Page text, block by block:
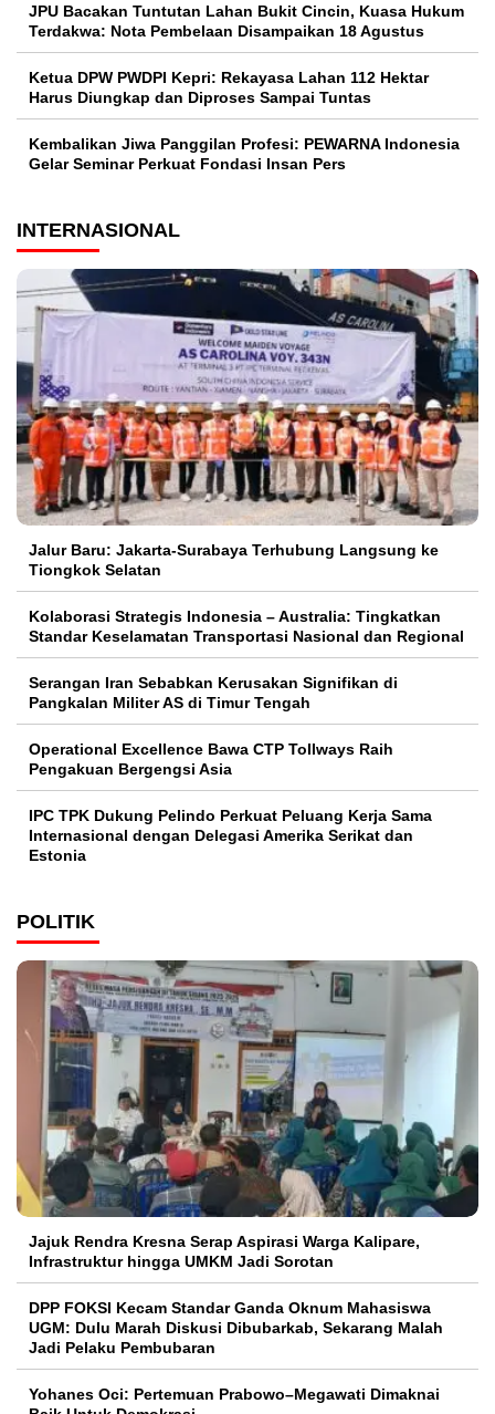
JPU Bacakan Tuntutan Lahan Bukit Cincin, Kuasa Hukum
Terdakwa: Nota Pembelaan Disampaikan 18 Agustus
Ketua DPW PWDPI Kepri: Rekayasa Lahan 112 Hektar
Harus Diungkap dan Diproses Sampai Tuntas
Kembalikan Jiwa Panggilan Profesi: PEWARNA Indonesia
Gelar Seminar Perkuat Fondasi Insan Pers
INTERNASIONAL
Jalur Baru: Jakarta-Surabaya Terhubung Langsung ke
Tiongkok Selatan
Kolaborasi Strategis Indonesia – Australia: Tingkatkan
Standar Keselamatan Transportasi Nasional dan Regional
Serangan Iran Sebabkan Kerusakan Signifikan di
Pangkalan Militer AS di Timur Tengah
Operational Excellence Bawa CTP Tollways Raih
Pengakuan Bergengsi Asia
IPC TPK Dukung Pelindo Perkuat Peluang Kerja Sama
Internasional dengan Delegasi Amerika Serikat dan
Estonia
POLITIK
Jajuk Rendra Kresna Serap Aspirasi Warga Kalipare,
Infrastruktur hingga UMKM Jadi Sorotan
DPP FOKSI Kecam Standar Ganda Oknum Mahasiswa
UGM: Dulu Marah Diskusi Dibubarkab, Sekarang Malah
Jadi Pelaku Pembubaran
Yohanes Oci: Pertemuan Prabowo–Megawati Dimaknai